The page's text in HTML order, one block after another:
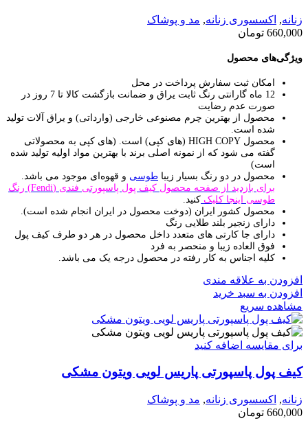
زنانه, اکسسوری زنانه, مد و پوشاک
660,000 تومان
ویژگی‌های محصول
امکان ثبت سفارش پرداخت در محل
12 ماه گارانتی رنگ ثابت یراق و ضمانت بازگشت کالا تا 7 روز در
صورت عدم رضایت
محصول از بهترین چرم مصنوعی خارجی (وارداتی) و یراق آلات تولید
شده است.
محصول HIGH COPY (های کپی) است.
(های کپی به محصولاتی
گفته می شود که از نمونه اصلی برند با بهترین مواد اولیه تولید شده
است)
محصول در دو رنگ بسیار زیبا طوسی و قهوه‌ای موجود می باشد.
برای بازدید از صفحه محصول کیف پول پاسپورتی فندی (Fendi) رنگ
طوسی اینجا کلیک کنید.
محصول کشور ایران (دوخت محصول در ایران انجام شده است).
دارای زنجیر بلند طلایی رنگ
دارای جا کارتی های متعدد داخل محصول در هر دو طرف کیف پول
فوق العاده زیبا و منحصر به فرد
کلیه اجناس به کار رفته در محصول درجه یک می باشد.
افزودن به علاقه مندی
افزودن به سبد خرید
مشاهده سریع
برای مقایسه اضافه کنید
کیف پول پاسپورتی پاریس لویی ویتون مشکی
زنانه, اکسسوری زنانه, مد و پوشاک
660,000 تومان